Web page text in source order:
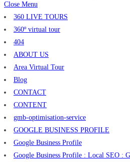
Close Menu
360 LIVE TOURS
360º virtual tour
404
ABOUT US
Area Virtual Tour
Blog
CONTACT
CONTENT
gmb-optimisation-service
GOOGLE BUSINESS PROFILE
Google Business Profile
Google Business Profile : Local SEO :